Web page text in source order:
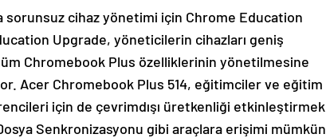
sorunsuz cihaz yönetimi için Chrome Education
Upgrade, yöneticilerin cihazları geniş
Chromebook Plus özelliklerinin yönetilmesine
Acer Chromebook Plus 514, eğitimciler ve eğitim
için de çevrimdışı üretkenliği etkinleştirmek
Senkronizasyonu gibi araçlara erişimi mümkün